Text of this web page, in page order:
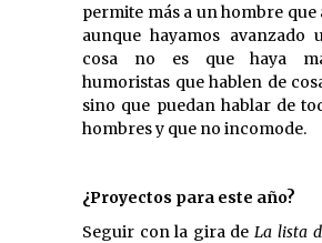
permite más a un hombre que
aunque hayamos avanzado
cosa no es que haya
humoristas que hablen de
sino que puedan hablar de
hombres y que no incomode.
¿Proyectos para este año?
Seguir con la gira de La lista